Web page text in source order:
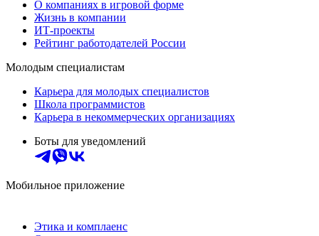
О компаниях в игровой форме
Жизнь в компании
ИТ-проекты
Рейтинг работодателей России
Молодым специалистам
Карьера для молодых специалистов
Школа программистов
Карьера в некоммерческих организациях
Боты для уведомлений
Мобильное приложение
Этика и комплаенс